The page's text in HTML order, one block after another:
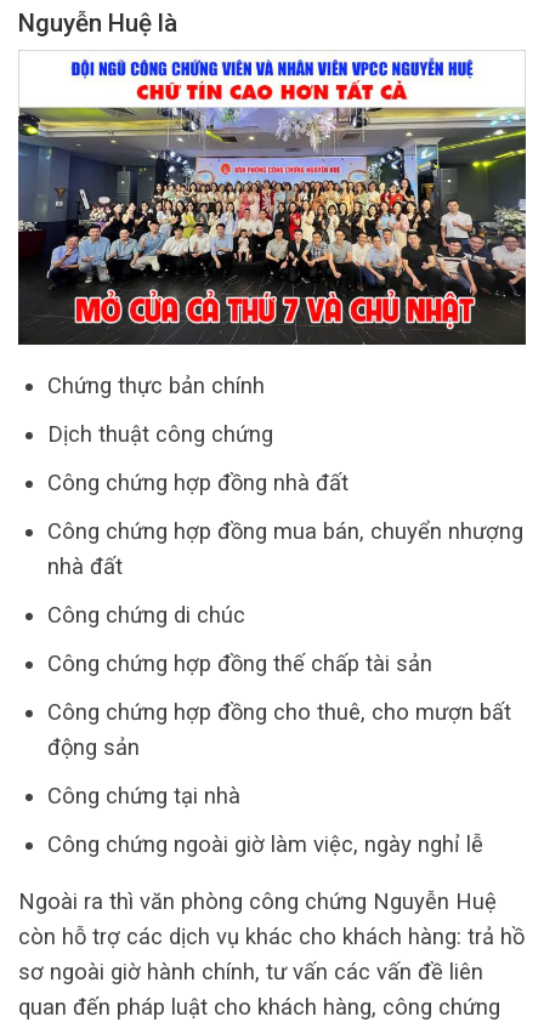
Nguyễn Huệ là
Chứng thực bản chính
Dịch thuật công chứng
Công chứng hợp đồng nhà đất
Công chứng hợp đồng mua bán, chuyển nhượng
nhà đất
Công chứng di chúc
Công chứng hợp đồng thế chấp tài sản
Công chứng hợp đồng cho thuê, cho mượn bất
động sản
Công chứng tại nhà
Công chứng ngoài giờ làm việc, ngày nghỉ lễ
Ngoài ra thì văn phòng công chứng Nguyễn Huệ
còn hỗ trợ các dịch vụ khác cho khách hàng: trả hồ
sơ ngoài giờ hành chính, tư vấn các vấn đề liên
quan đến pháp luật cho khách hàng, công chứng